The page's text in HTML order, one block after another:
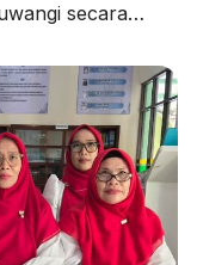
secara
yang terpilih
pada
XII 2026
Acara
penuh haru,